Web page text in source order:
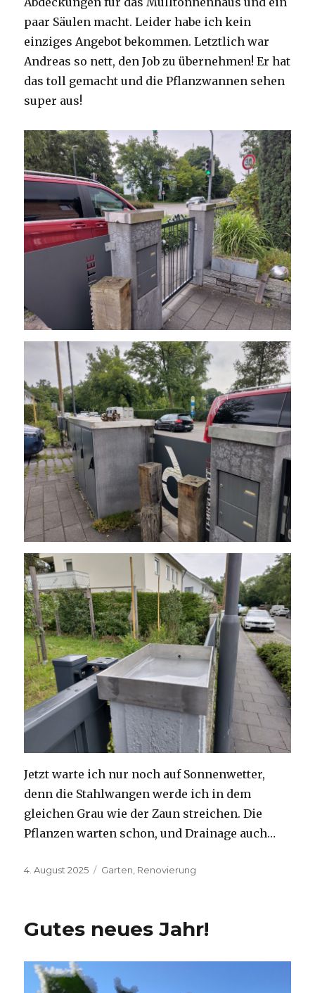
paar Säulen macht. Leider habe ich kein
einziges Angebot bekommen. Letztlich war
Andreas so nett, den Job zu übernehmen! Er hat
das toll gemacht und die Pflanzwannen sehen
super aus!
Jetzt warte ich nur noch auf Sonnenwetter,
denn die Stahlwangen werde ich in dem
gleichen Grau wie der Zaun streichen. Die
Pflanzen warten schon, und Drainage auch…
Veröffentlicht
4. August 2025 Kategorien
Garten Renovierung
Gutes neues Jahr!